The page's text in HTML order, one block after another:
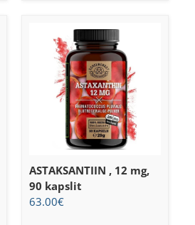
ASTAKSANTIIN , 12 mg,
90 kapslit
63.00€